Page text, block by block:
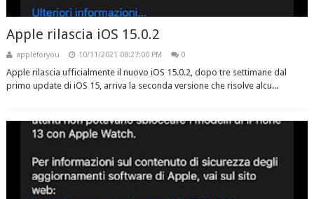
Apple rilascia iOS 15.0.2
appleforyou 10/11/2021 08:27:00 PM 0
Apple rilascia ufficialmente il nuovo iOS 15.0.2, dopo tre settimane dal
primo update di iOS 15, arriva la seconda versione che risolve alcu...